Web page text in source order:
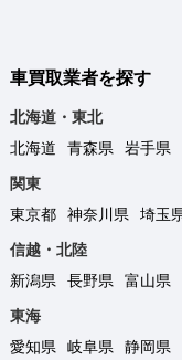
車買取業者を探す
北海道・東北
北海道
青森県 岩手県
関東
東京都
神奈川県 埼玉
信越・北陸
新潟県
長野県 富山県
東海
愛知県
岐阜県 静岡県